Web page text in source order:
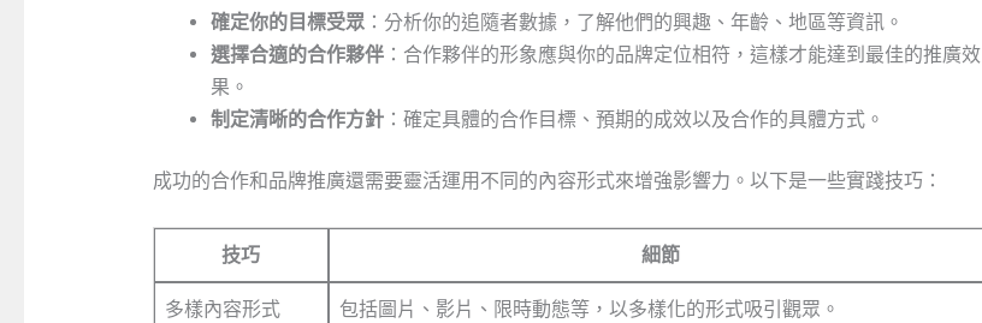
確定你的目標受眾：分析你的追隨者數據，了解他們的興趣、年齡、地區等資訊。
選擇合適的合作夥伴：合作夥伴的形象應與你的品牌定位相符，這樣才能達到最佳的推廣效
果。
制定清晰的合作方針：確定具體的合作目標、預期的成效以及合作的具體方式。
成功的合作和品牌推廣還需要靈活運用不同的內容形式來增強影響力。以下是一些實踐技巧：
技巧 細節
多樣內容形式 包括圖片、影片、限時動態等，以多樣化的形式吸引觀眾。